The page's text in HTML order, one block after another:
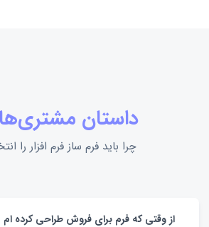
داستان
چرا باید فرم ساز فرم افزار را
از وقتی که فرم برای فروش طراحی کرده